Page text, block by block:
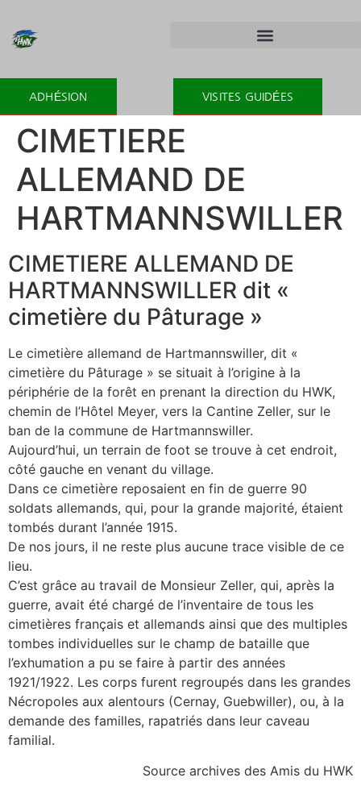
ADHÉSION VISITES GUIDÉES
CIMETIERE
ALLEMAND DE
HARTMANNSWILLER
CIMETIERE ALLEMAND DE
HARTMANNSWILLER dit «
cimetière du Pâturage »
Le cimetière allemand de Hartmannswiller, dit «
cimetière du Pâturage » se situait à l’origine à la
périphérie de la forêt en prenant la direction du HWK,
chemin de l’Hôtel Meyer, vers la Cantine Zeller, sur le
ban de la commune de Hartmannswiller.
Aujourd’hui, un terrain de foot se trouve à cet endroit,
côté gauche en venant du village.
Dans ce cimetière reposaient en fin de guerre 90
soldats allemands, qui, pour la grande majorité, étaient
tombés durant l’année 1915.
De nos jours, il ne reste plus aucune trace visible de ce
lieu.
C’est grâce au travail de Monsieur Zeller, qui, après la
guerre, avait été chargé de l’inventaire de tous les
cimetières français et allemands ainsi que des multiples
tombes individuelles sur le champ de bataille que
l’exhumation a pu se faire à partir des années
1921/1922. Les corps furent regroupés dans les grandes
Nécropoles aux alentours (Cernay, Guebwiller), ou, à la
demande des familles, rapatriés dans leur caveau
familial.
Source archives des Amis du HWK